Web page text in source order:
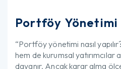
Portföy Yönetimi
“Portföy yönetimi nasıl
hem de kurumsal yatırımcılar
dayanır. Ancak karar alma